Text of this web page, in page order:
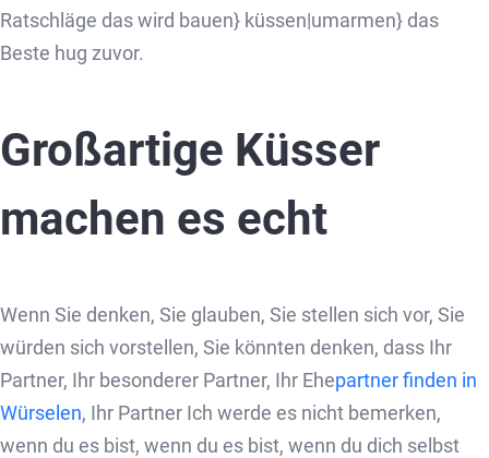
Ratschläge das wird bauen} küssen|umarmen} das
Beste hug zuvor.
Großartige Küsser
machen es echt
Wenn Sie denken, Sie glauben, Sie stellen sich vor, Sie
würden sich vorstellen, Sie könnten denken, dass Ihr
Partner, Ihr besonderer Partner, Ihr Ehepartner finden in
Würselen, Ihr Partner Ich werde es nicht bemerken,
wenn du es bist, wenn du es bist, wenn du dich selbst